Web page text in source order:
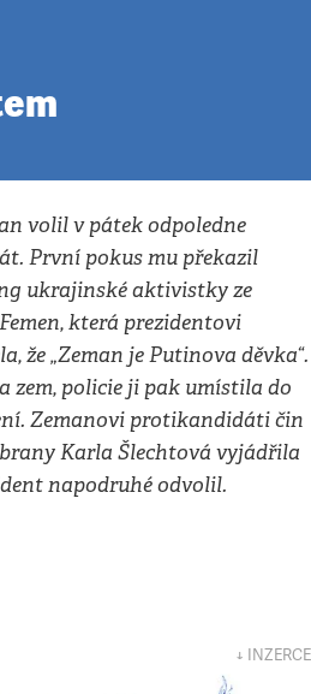
volil v pátek odpoledne
První pokus mu překazil
ukrajinské aktivistky ze
která prezidentovi
že „Zeman je Putinova děvka“.
zem, policie ji pak umístila do
Zemanovi protikandidáti čin
Karla Šlechtová vyjádřila
napodruhé odvolil.
↓ INZERCE